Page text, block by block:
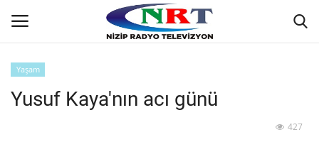
Ana
Yaşam
Yusuf Kaya'nın acı günü
427